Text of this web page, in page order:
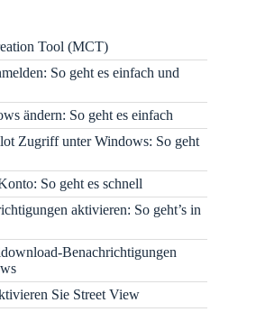
Tool (MCT)
So geht es einfach und
ändern: So geht es einfach
Zugriff unter Windows: So geht
So geht es schnell
aktivieren: So geht’s in
Benachrichtigungen
Sie Street View